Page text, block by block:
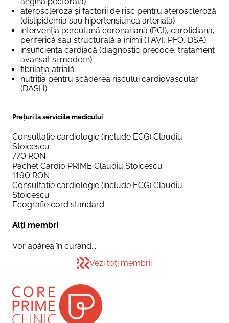
ateroscleroza și factorii de risc pentru ateroscleroză
(dislipidemia sau hipertensiunea arterială)
intervenția percutană coronariană (PCI), carotidiană,
periferică sau structurală a inimii (TAVI, PFO, DSA)
insuficiența cardiacă (diagnostic precoce, tratament
avansat și modern)
fibrilația atrială
nutriția pentru scăderea riscului cardiovascular
(DASH)
Prețuri la serviciile medicului
Consultație cardiologie (include ECG) Claudiu
Stoicescu
770 RON
Pachet Cardio PRIME Claudiu Stoicescu
1190 RON
Consultație cardiologie (include ECG) Claudiu
Stoicescu
Ecografie cord standard
Alți membri
Vor apărea în curând...
Vezi toți membrii